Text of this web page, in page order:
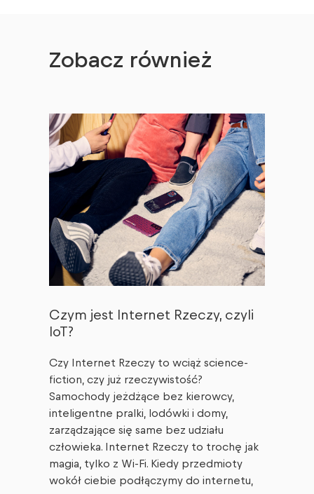
Zobacz również
Czym jest Internet Rzeczy, czyli
IoT?
Czy Internet Rzeczy to wciąż science-
fiction, czy już rzeczywistość?
Samochody jeżdżące bez kierowcy,
inteligentne pralki, lodówki i domy,
zarządzające się same bez udziału
człowieka. Internet Rzeczy to trochę jak
magia, tylko z Wi-Fi. Kiedy przedmioty
wokół ciebie podłączymy do internetu,